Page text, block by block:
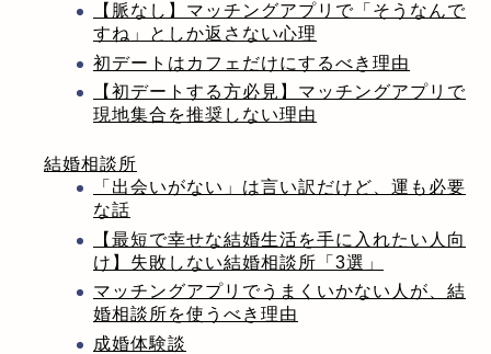
【脈なし】マッチングアプリで「そうなんで
すね」としか返さない心理
初デートはカフェだけにするべき理由
【初デートする方必見】マッチングアプリで
現地集合を推奨しない理由
結婚相談所
「出会いがない」は言い訳だけど、運も必要
な話
【最短で幸せな結婚生活を手に入れたい人向
け】失敗しない結婚相談所「3選」
マッチングアプリでうまくいかない人が、結
婚相談所を使うべき理由
成婚体験談